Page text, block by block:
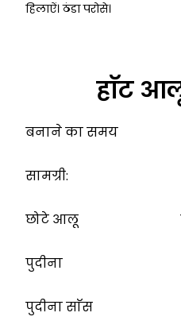
हिलाऐं। ठंडा परोसे।
हाॅट
बनाने का समय
सामग्री:
छोटे आलू 1
पुदीना 1
पुदीना साॅस 1